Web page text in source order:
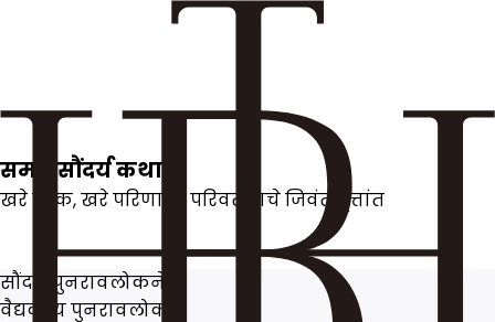
समग्र सौंदर्य कथा
खरे लोक, खरे परिणाम : परिवर्तनाचे जिवंत वृत्तांत
सौंदर्य पुनरावलोकने
वैद्यकीय पुनरावलोकने